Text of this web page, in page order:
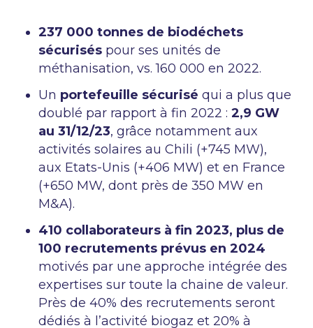
237 000 tonnes de biodéchets
sécurisés pour ses unités de
méthanisation, vs. 160 000 en 2022.
Un portefeuille sécurisé qui a plus que
doublé par rapport à fin 2022 : 2,9 GW
au 31/12/23, grâce notamment aux
activités solaires au Chili (+745 MW),
aux Etats-Unis (+406 MW) et en France
(+650 MW, dont près de 350 MW en
M&A).
410 collaborateurs à fin 2023, plus de
100 recrutements prévus en 2024
motivés par une approche intégrée des
expertises sur toute la chaine de valeur.
Près de 40% des recrutements seront
dédiés à l’activité biogaz et 20% à